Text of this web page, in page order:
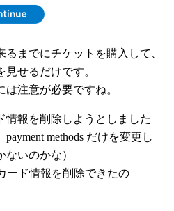
までにチケットを購入して、
せるだけです。
注意が必要ですね。
情報を削除しようとしました
methods だけを変更し
いのかな）
ード情報を削除できたの